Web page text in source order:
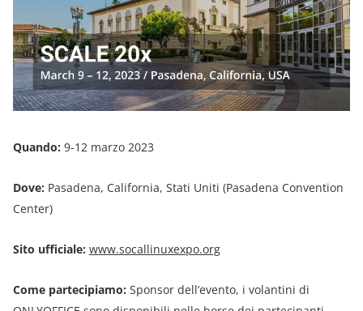
Quando: 9-12 marzo 2023
Dove: Pasadena, California, Stati Uniti (Pasadena Convention
Center)
Sito ufficiale: www.socallinuxexpo.org
Come partecipiamo: Sponsor dell’evento, i volantini di